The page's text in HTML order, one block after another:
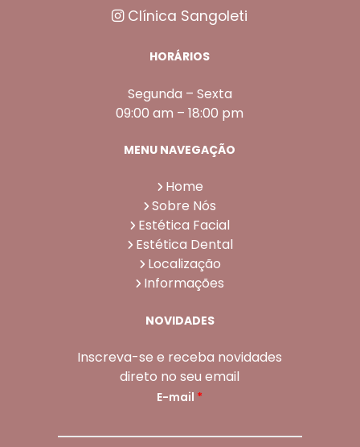
Clínica Sangoleti
HORÁRIOS
Segunda – Sexta
09:00 am – 18:00 pm
MENU NAVEGAÇÃO
Home
Sobre Nós
Estética Facial
Estética Dental
Localização
Informações
NOVIDADES
Inscreva-se e receba novidades
direto no seu email
E-mail *